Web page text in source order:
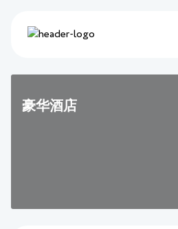
豪华酒店